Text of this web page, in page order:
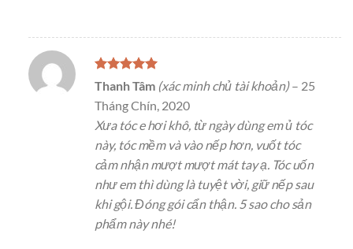
Được xếp
hạng5 5
sao
Thanh Tâm (xác minh chủ tài khoản) – 25
Tháng Chín, 2020
Xưa tóc e hơi khô, từ ngày dùng em ủ tóc
này, tóc mềm và vào nếp hơn, vuốt tóc
cảm nhận mượt mượt mát tay ạ. Tóc uốn
như em thì dùng là tuyệt vời, giữ nếp sau
khi gội. Đóng gói cẩn thận. 5 sao cho sản
phẩm này nhé!